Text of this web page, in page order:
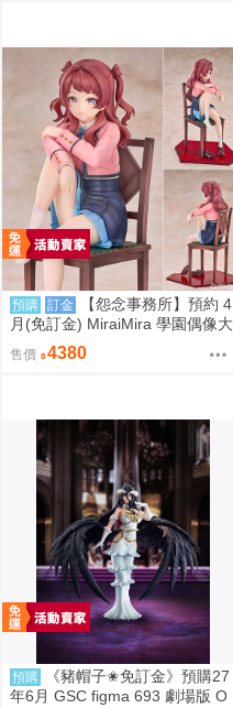
預購 訂金
【怨念事務所】預約 4
月(免訂金) MiraiMira 學園偶像大
師 花海咲季 雨後鳶尾花 特訓前V
er 1/7 0927
售價 4380
預購
《豬帽子✬免訂金》預購27
年6月 GSC figma 693 劇場版 O